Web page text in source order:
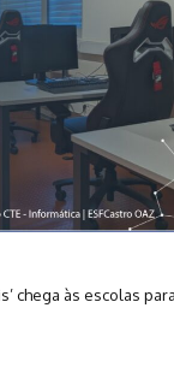
chega às escolas